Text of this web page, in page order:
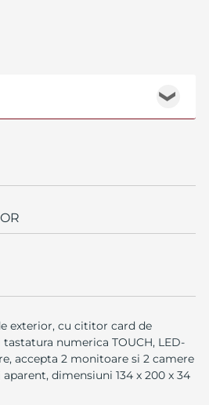
❯
exterior, cu cititor card de
numerica TOUCH, LED-
accepta 2 monitoare si 2 camere
dimensiuni 134 x 200 x 34